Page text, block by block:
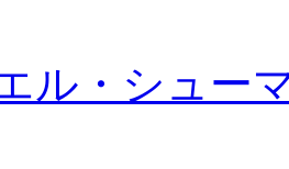
ル・シュー